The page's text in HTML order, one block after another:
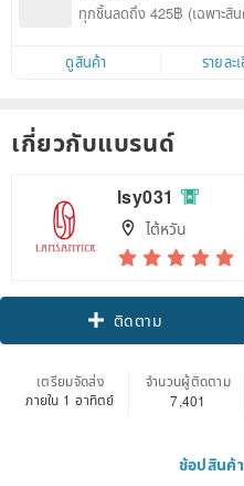
ทุกชิ้นลดถึง 425฿ (เฉพาะสิน
ดูสินค้า
รายละ
เกี่ยวกับแบรนด์
lsy031
ไต้หวัน
ติดตาม
เตรียมจัดส่ง
ภายใน 1 อาทิตย์
จำนวนผู้ติดตาม
7,401
ช้อปสินค้